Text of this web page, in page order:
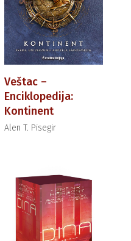
Veštac –
Enciklopedija:
Kontinent
Alen T. Pisegir